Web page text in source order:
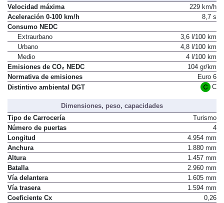
Velocidad máxima
229 km/h
Aceleración 0-100 km/h
8,7 s
Consumo NEDC
Extraurbano
3,6 l/100 km
Urbano
4,8 l/100 km
Medio
4 l/100 km
Emisiones de CO₂ NEDC
104 gr/km
Normativa de emisiones
Euro 6
Distintivo ambiental DGT
C
Dimensiones, peso, capacidades
Tipo de Carrocería
Turismo
Número de puertas
4
Longitud
4.954 mm
Anchura
1.880 mm
Altura
1.457 mm
Batalla
2.960 mm
Vía delantera
1.605 mm
Vía trasera
1.594 mm
Coeficiente Cx
0,26